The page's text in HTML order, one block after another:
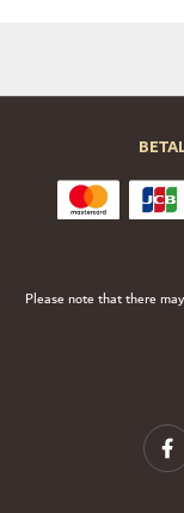
Please note that there